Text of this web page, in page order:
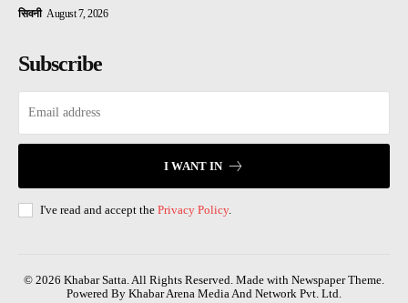
सिवनी August 7, 2026
Subscribe
I WANT IN
I've read and accept the Privacy Policy.
© 2026 Khabar Satta. All Rights Reserved. Made with Newspaper Theme.
Powered By Khabar Arena Media And Network Pvt. Ltd.